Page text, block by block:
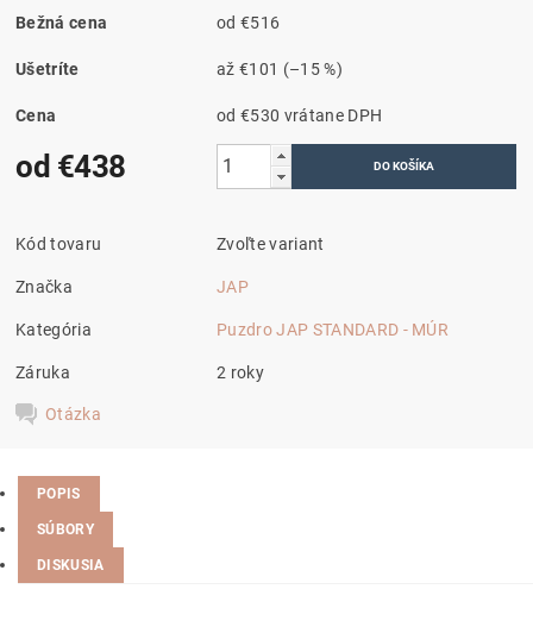
Bežná cena od €516
Ušetríte až€101 (–15 %)
Cena od €530 vrátane DPH
od €438
Kód tovaru Zvoľte variant
Značka JAP
Kategória Puzdro JAP STANDARD - MÚR
Záruka 2 roky
Otázka
POPIS
SÚBORY
DISKUSIA